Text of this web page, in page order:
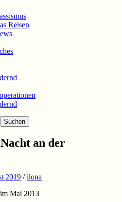
Reisen
an der
2019 /ilona
Mai 2013